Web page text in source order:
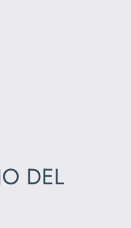
DEL